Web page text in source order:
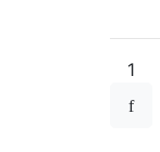
1